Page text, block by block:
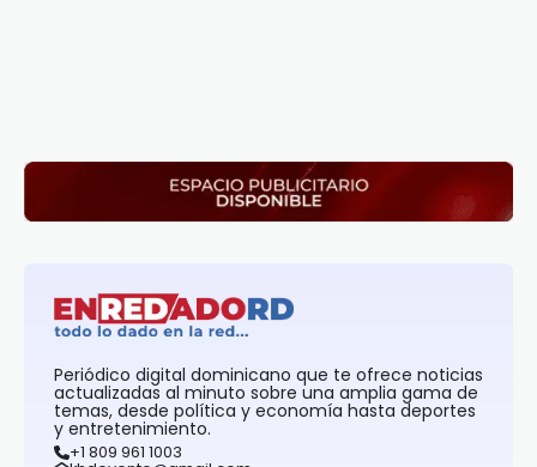
Periódico digital dominicano que te ofrece noticias
actualizadas al minuto sobre una amplia gama de
temas, desde política y economía hasta deportes
y entretenimiento.
+1 809 961 1003